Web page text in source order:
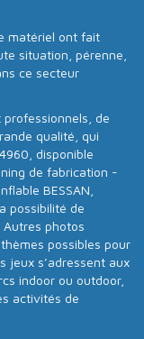
matériel ont fait
situation, pérenne,
ce secteur
de
qualité, qui
disponible
de fabrication -
BESSAN,
possibilité de
photos
possibles pour
jeux s’adressent aux
indoor ou outdoor,
activités de